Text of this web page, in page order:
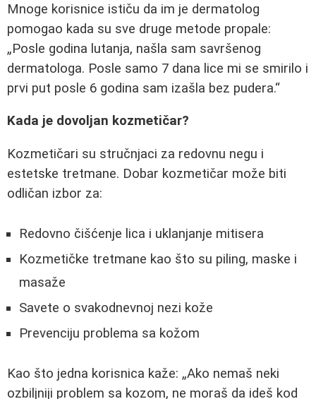
Mnoge korisnice ističu da im je dermatolog
pomogao kada su sve druge metode propale:
Posle godina lutanja, našla sam savršenog
dermatologa. Posle samo 7 dana lice mi se smirilo i
prvi put posle 6 godina sam izašla bez pudera.
Kada je dovoljan kozmetičar?
Kozmetičari su stručnjaci za redovnu negu i
estetske tretmane. Dobar kozmetičar može biti
odličan izbor za:
Redovno čišćenje lica i uklanjanje mitisera
Kozmetičke tretmane kao što su piling, maske i
masaže
Savete o svakodnevnoj nezi kože
Prevenciju problema sa kožom
Kao što jedna korisnica kaže: Ako nemaš neki
ozbiljniji problem sa kozom, ne moraš da ideš kod